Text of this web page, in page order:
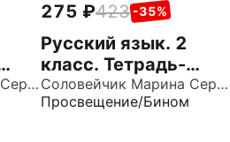
Соловейчик Марина Сергеевна
275 423 -35%
Русский язык. 2
класс. Тетрадь-
задачник. В 3-х
частях. Часть 3.
Соловейчик Марина Сергеевна
Просвещение/Бином